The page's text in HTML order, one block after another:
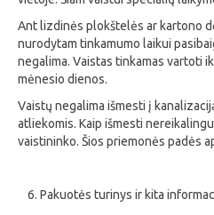
Ant lizdinės plokštelės ar kartono
nurodytam tinkamumo laikui
negalima. Vaistas tinkamas vartoti
mėnesio dienos.
Vaistų negalima išmesti į
atliekomis. Kaip išmesti
vaistininko. Šios priemonės padės
Pakuotės turinys ir kita